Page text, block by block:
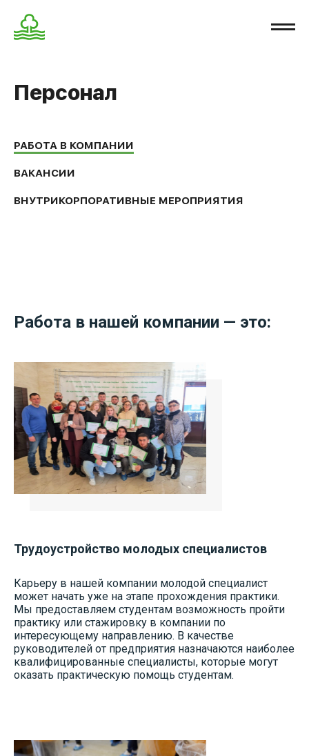
Персонал
РАБОТА В КОМПАНИИ
ВАКАНСИИ
ВНУТРИКОРПОРАТИВНЫЕ МЕРОПРИЯТИЯ
Работа в нашей компании — это:
Трудоустройство молодых специалистов
Карьеру в нашей компании молодой специалист
может начать уже на этапе прохождения практики.
Мы предоставляем студентам возможность пройти
практику или стажировку в компании по
интересующему направлению. В качестве
руководителей от предприятия назначаются наиболее
квалифицированные специалисты, которые могут
оказать практическую помощь студентам.